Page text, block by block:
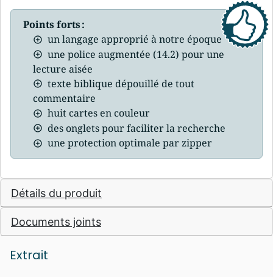
Points forts :
un langage approprié à notre époque
une police augmentée (14.2) pour une
lecture aisée
texte biblique dépouillé de tout
commentaire
huit cartes en couleur
des onglets pour faciliter la recherche
une protection optimale par zipper
Détails du produit
Documents joints
Extrait